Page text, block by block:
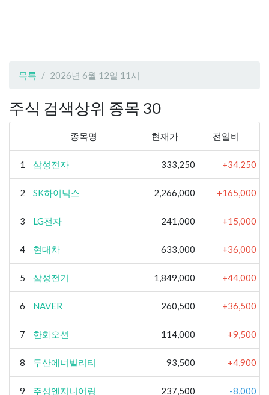
목록 2026년 6월 12일 11시
주식 검색상위 종목 30
종목명 현재가 전일비
1 삼성전자 333,250 +34,250
2 SK하이닉스 2,266,000 +165,000
3 LG전자 241,000 +15,000
4 현대차 633,000 +36,000
5 삼성전기 1,849,000 +44,000
6 NAVER 260,500 +36,500
7 한화오션 114,000 +9,500
8 두산에너빌리티 93,500 +4,900
9 주성엔지니어링 237,500 -8,000